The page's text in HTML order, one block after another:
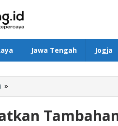
Jawa Tengah Jogja
»
Dapatkan
Pasokan